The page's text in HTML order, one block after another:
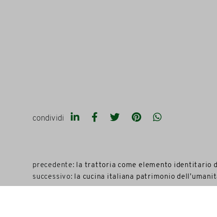
condividi
precedente: la trattoria come elemento identitario
successivo: la cucina italiana patrimonio